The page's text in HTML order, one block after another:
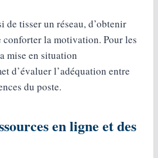
de tisser un réseau, d’obtenir
conforter la motivation. Pour les
mise en situation
d’évaluer l’adéquation entre
du poste.
en ligne et des